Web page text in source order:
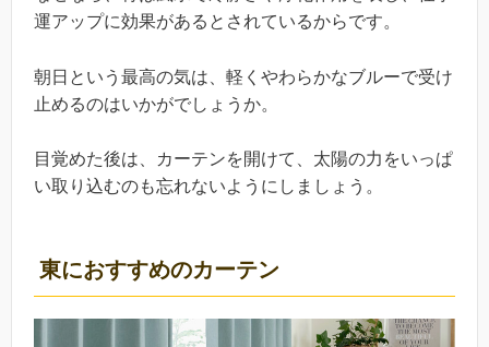
運アップに効果があるとされているからです。
朝日という最高の気は、軽くやわらかなブルーで受け
止めるのはいかがでしょうか。
目覚めた後は、カーテンを開けて、太陽の力をいっぱ
い取り込むのも忘れないようにしましょう。
東におすすめのカーテン